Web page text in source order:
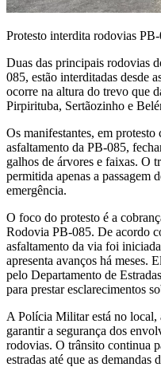
Protesto interdita rodovias
Duas das principais rodovias
085, estão interditadas desde
ocorre na altura do trevo que
Pirpirituba, Sertãozinho e
Os manifestantes, em
asfaltamento da PB-085,
galhos de árvores e faixas. O
permitida apenas a passagem
emergência.
O foco do protesto é a
Rodovia PB-085. De acordo
asfaltamento da via foi
apresenta avanços há meses.
pelo Departamento de
para prestar esclarecimentos
A Polícia Militar está no local,
garantir a segurança dos
rodovias. O trânsito continua
estradas até que as demandas